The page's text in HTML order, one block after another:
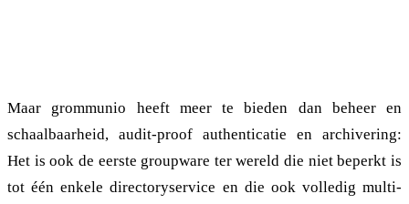
Maar grommunio heeft meer te bieden dan beheer en
schaalbaarheid, audit-proof authenticatie en archivering:
Het is ook de eerste groupware ter wereld die niet beperkt is
tot één enkele directoryservice en die ook volledig multi-